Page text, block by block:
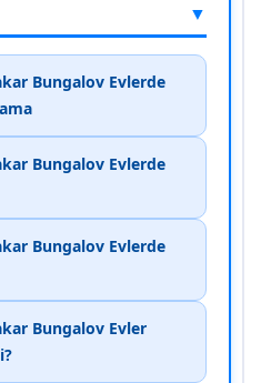
▼
Bungalov Evlerde
Bungalov Evlerde
Bungalov Evlerde
Bungalov Evler